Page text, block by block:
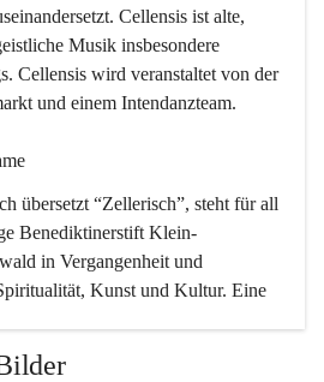
Cellensis ist alte,
Musik insbesondere
Cellensis wird veranstaltet von der
und einem Intendanzteam.
übersetzt “Zellerisch”, steht für all
Benediktinerstift Klein-
in Vergangenheit und
Kunst und Kultur. Eine
Lob Gottes.